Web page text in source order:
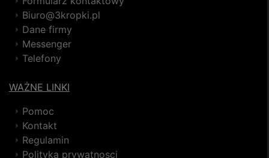
Biuro@3kropki.pl
Dane firmy
Messenger
Telefony
WAŻNE LINKI
Pomoc
Kontakt
Regulamin
Polityka prywatnosci